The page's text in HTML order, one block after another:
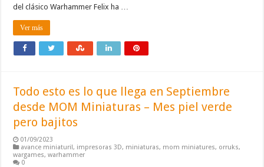
del clásico Warhammer Felix ha …
Ver más
Todo esto es lo que llega en Septiembre
desde MOM Miniaturas – Mes piel verde
pero bajitos
01/09/2023
avance miniaturil, impresoras 3D, miniaturas, mom miniatures, orruks,
wargames,warhammer
0